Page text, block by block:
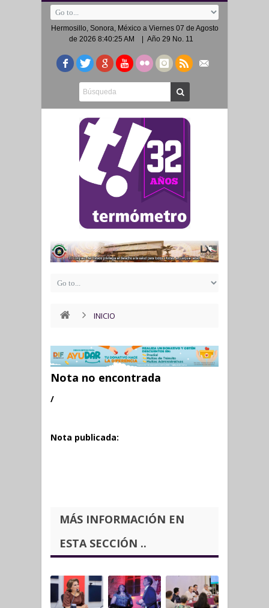
Hermosillo, Sonora, México a Viernes 07 de Agosto
de 2026 8:40:25 AM
| Año 29 No. 11
INICIO
Nota no encontrada
/
Nota publicada:
MÁS INFORMACIÓN EN
ESTA SECCIÓN ..